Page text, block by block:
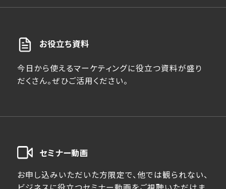
お役立ち資料
今日から使えるマーケティングに役立つ資料が盛り
だくさん。ぜひご活用ください。
セミナー動画
お申し込みいただいた方限定で、他では観られない、